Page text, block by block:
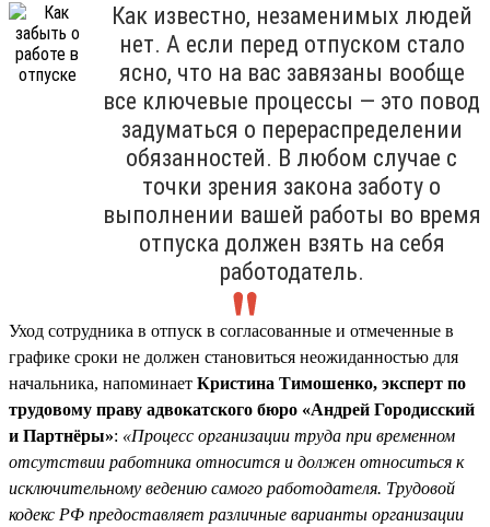
Как известно, незаменимых людей
нет. А если перед отпуском стало
ясно, что на вас завязаны вообще
все ключевые процессы — это повод
задуматься о перераспределении
обязанностей. В любом случае с
точки зрения закона заботу о
выполнении вашей работы во время
отпуска должен взять на себя
работодатель.
Уход сотрудника в отпуск в согласованные и отмеченные в
графике сроки не должен становиться неожиданностью для
начальника, напоминает Кристина Тимошенко, эксперт по
трудовому праву адвокатского бюро «Андрей Городисский
и Партнёры»: «Процесс организации труда при временном
отсутствии работника относится и должен относиться к
исключительному ведению самого работодателя. Трудовой
кодекс РФ предоставляет различные варианты организации